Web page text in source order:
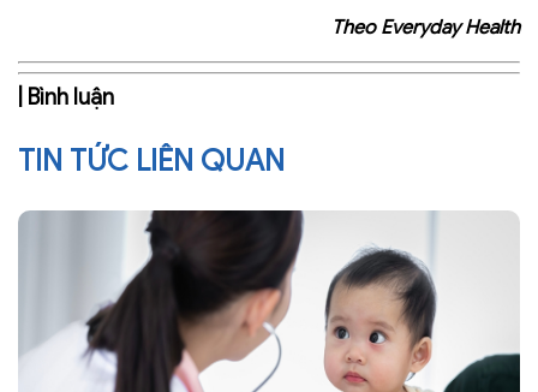
Theo Everyday Health
| Bình luận
TIN TỨC LIÊN QUAN